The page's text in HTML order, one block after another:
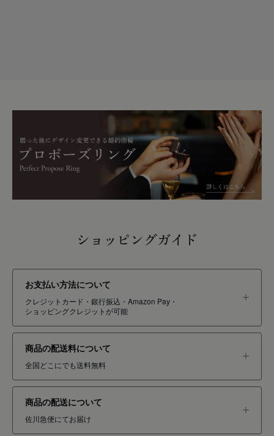
ショッピングガイド
お支払い方法について
クレジットカード・銀行振込・Amazon Pay・
ショッピングクレジットが可能
商品の配送料について
全国どこにでも送料無料
商品の配送について
佐川急便にてお届け